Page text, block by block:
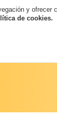
y
de cookies.